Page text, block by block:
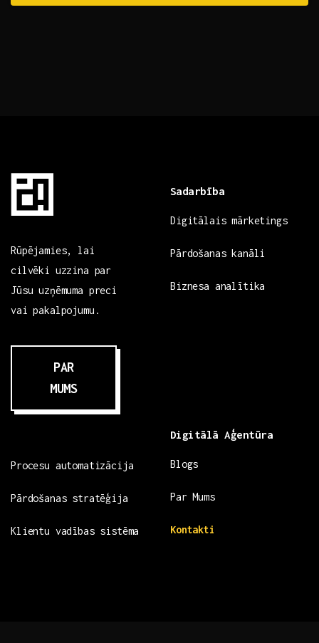
Rūpējamies, lai
cilvēki uzzina par
Jūsu uzņēmuma preci
vai pakalpojumu.
PAR
MUMS
Sadarbība
Digitālais mārketings
Pārdošanas kanāli
Biznesa analītika
Procesu automatizācija
Pārdošanas stratēģija
Klientu vadības sistēma
Digitālā Aģentūra
Blogs
Par Mums
Kontakti